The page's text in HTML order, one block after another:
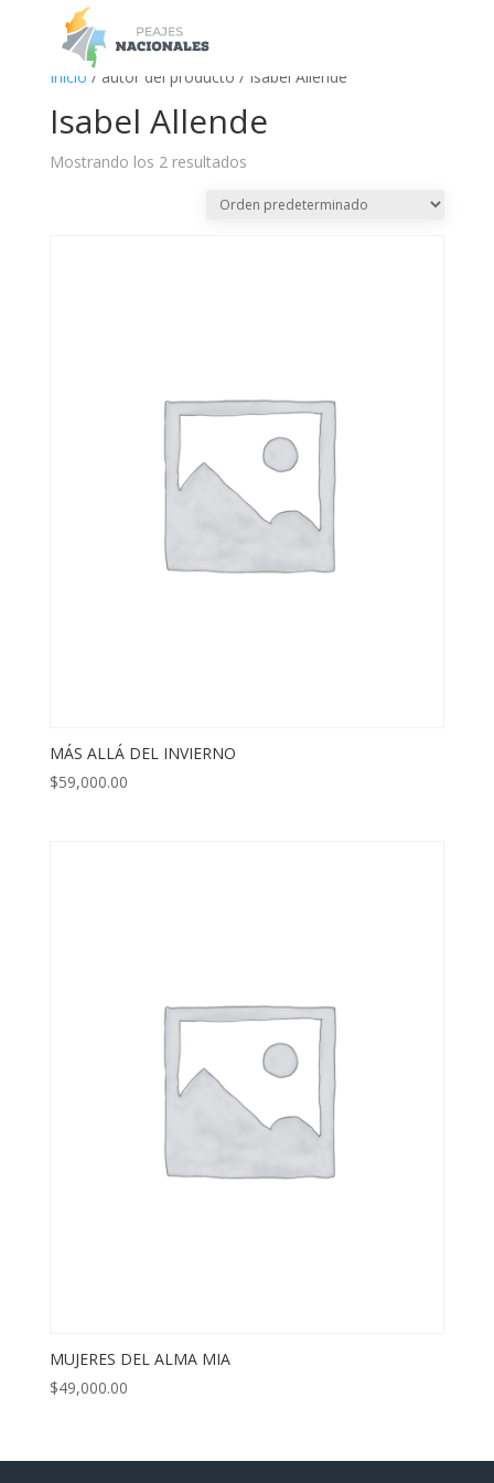
Inicio / autor del producto / Isabel Allende
Isabel Allende
Mostrando los 2 resultados
MÁS ALLÁ DEL INVIERNO
$59,000.00
MUJERES DEL ALMA MIA
$49,000.00